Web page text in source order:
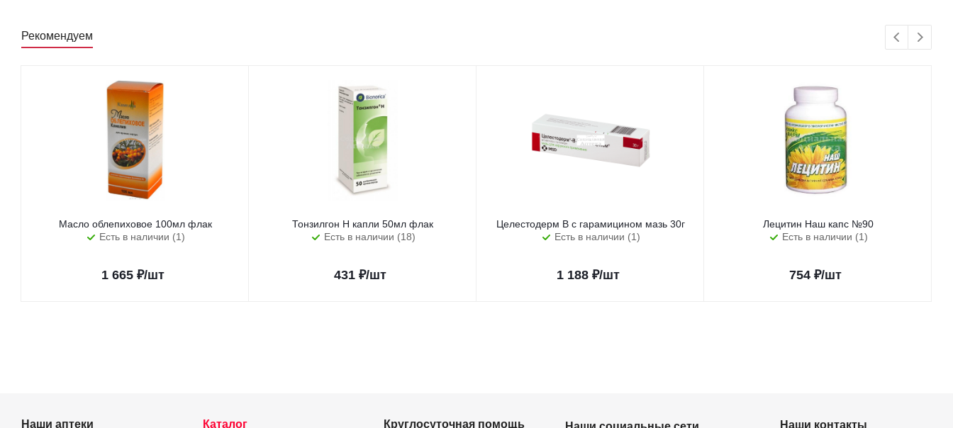
Рекомендуем
Масло облепиховое 100мл флак
Есть в наличии (1)
1 665₽/шт
Тонзилгон Н капли 50мл флак
Есть в наличии (18)
431 ₽/шт
Целестодерм В с гарамицином мазь 30г
Есть в наличии (1)
1 188₽/шт
Лецитин Наш капс №90
Есть в наличии (1)
754 ₽/шт
Наши аптеки Каталог Круглосуточная помощь Наши контакты